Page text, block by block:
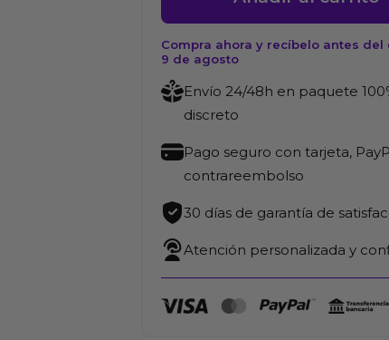
Boobs
Sucker
cantidad
Compra ahora y recíbelo antes
9 de agosto
Envío 24/48h en paquete
discreto
Pago seguro con tarjeta,
contrareembolso
30 días de garantía de
Atención personalizada y